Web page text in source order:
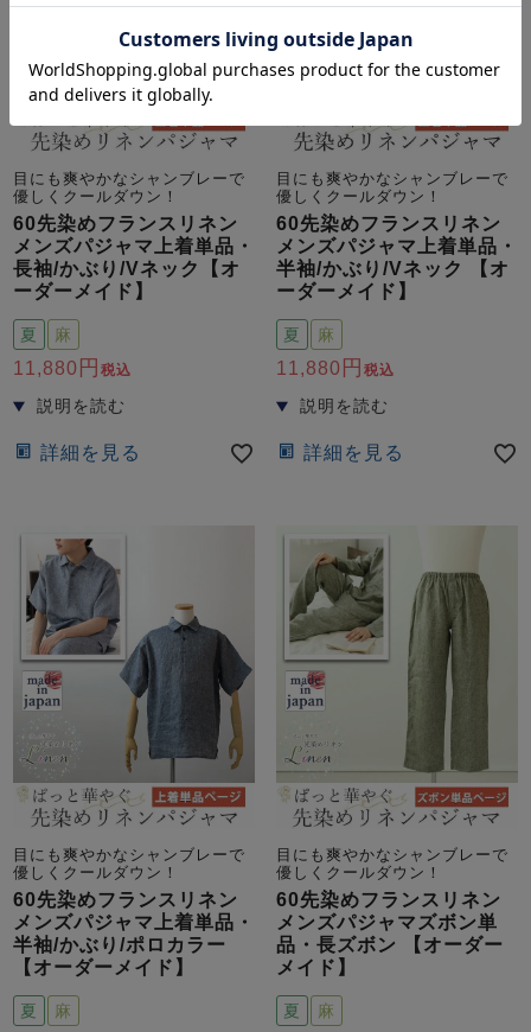
目にも爽やかなシャンブレーで
優しくクールダウン！
60先染めフランスリネン
メンズパジャマ上着単品・
長袖/かぶり/Vネック【オ
ーダーメイド】
夏 麻
11,880 税込
詳細を見る
目にも爽やかなシャンブレーで
優しくクールダウン！
60先染めフランスリネン
メンズパジャマ上着単品・
半袖/かぶり/Vネック 【オ
ーダーメイド】
夏 麻
11,880 税込
詳細を見る
目にも爽やかなシャンブレーで
優しくクールダウン！
60先染めフランスリネン
メンズパジャマ上着単品・
半袖/かぶり/ポロカラー
【オーダーメイド】
夏 麻
目にも爽やかなシャンブレーで
優しくクールダウン！
60先染めフランスリネン
メンズパジャマズボン単
品・長ズボン 【オーダー
メイド】
夏 麻